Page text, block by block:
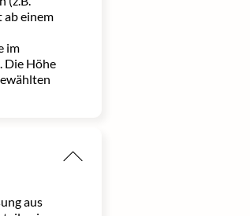
einem
im
Die Höhe
aus